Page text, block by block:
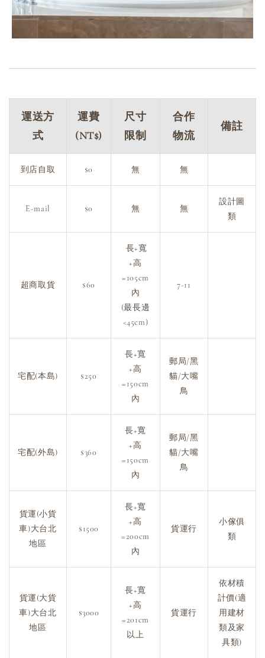
運送方
式
運費
(NT$)
尺寸
限制
合作
物流
備註
到店自取 $0 無 無
E-mail $0 無 無
設計圖
類
超商取貨 $60
長+寬
+高
=105cm
內
(最長邊
<45cm)
7-11
宅配(本島) $250
長+寬
+高
=150cm
內
郵局/黑
貓/大嘴
鳥
宅配(外島) $360
長+寬
+高
=150cm
內
郵局/黑
貓/大嘴
鳥
貨運(小貨
車)大台北
地區
$1500
長+寬
+高
=200cm
內
貨運行
小傢俱
類
貨運(大貨
車)大台北
地區
$3000
長+寬
+高
=201cm
以上
貨運行
依材積
計價(適
用建材
類及家
具類)